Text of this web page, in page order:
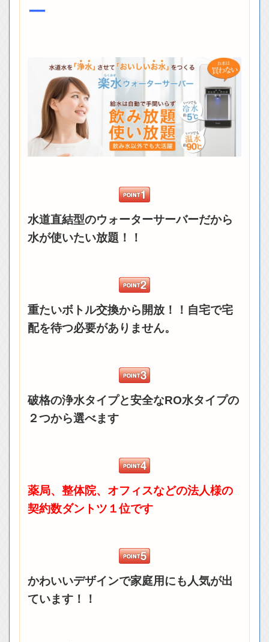
ー
水道直結型のウォーターサーバーだから
水が使いたい放題！！
重たいボトル交換から開放！！自宅で宅
配を待つ必要がありません。
破格の浄水タイプと安全なRO水タイプの
２つから選べます
薬局、整体院、オフィスなどの法人様の
契約数ダントツ１位です
かわいいデザインで家庭用にも人気が出
ています！！